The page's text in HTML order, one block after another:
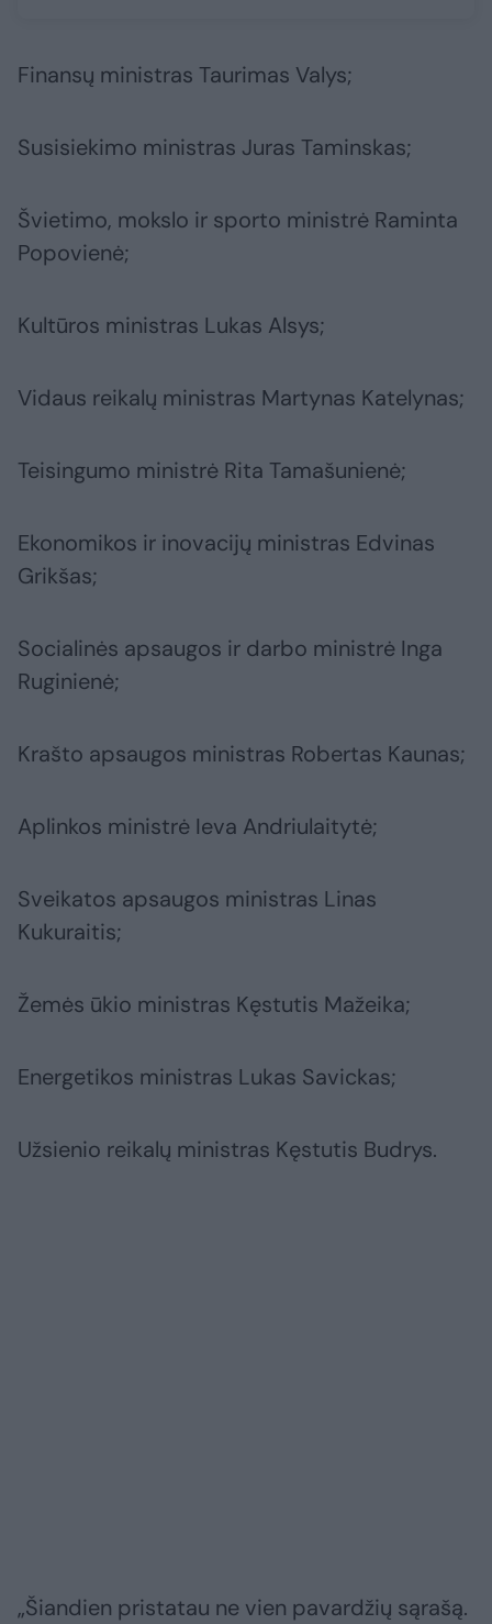
Finansų ministras Taurimas Valys;
Susisiekimo ministras Juras Taminskas;
Švietimo, mokslo ir sporto ministrė Raminta
Popovienė;
Kultūros ministras Lukas Alsys;
Vidaus reikalų ministras Martynas Katelynas;
Teisingumo ministrė Rita Tamašunienė;
Ekonomikos ir inovacijų ministras Edvinas
Grikšas;
Socialinės apsaugos ir darbo ministrė Inga
Ruginienė;
Krašto apsaugos ministras Robertas Kaunas;
Aplinkos ministrė Ieva Andriulaitytė;
Sveikatos apsaugos ministras Linas
Kukuraitis;
Žemės ūkio ministras Kęstutis Mažeika;
Energetikos ministras Lukas Savickas;
Užsienio reikalų ministras Kęstutis Budrys.
„Šiandien pristatau ne vien pavardžių sąrašą.